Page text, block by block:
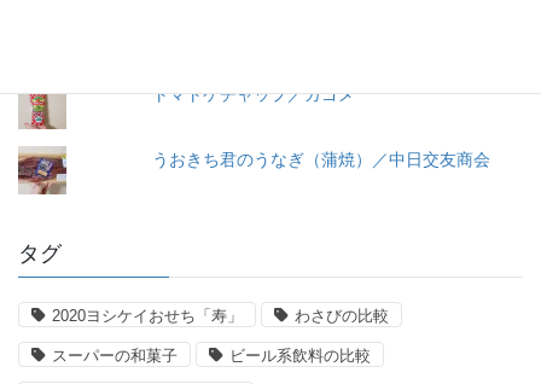
トマトケチャップ／カゴメ
うおきち君のうなぎ（蒲焼）／中日交友商会
タグ
2020ヨシケイおせち「寿」 わさびの比較
スーパーの和菓子 ビール系飲料の比較